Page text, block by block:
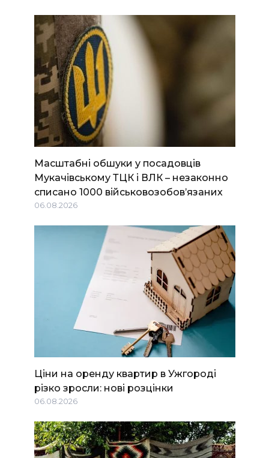
Масштабні обшуки у посадовців
Мукачівському ТЦК і ВЛК – незаконно
списано 1000 військовозобов’язаних
06.08.2026
Ціни на оренду квартир в Ужгороді
різко зросли: нові розцінки
06.08.2026